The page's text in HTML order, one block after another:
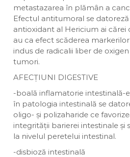
metastazarea în plămân a
Efectul antitumoral se
antioxidant al Hericium ai
au ca efect scăderea
indus de radicalii liber de
tumori.
AFECȚIUNI DIGESTIVE
-boală inflamatorie intestinală-
în patologia intestinală se
oligo- și polizaharide ce
integrității barierei intestinale și
la nivelul peretelui intestinal.
-disbioză intestinală